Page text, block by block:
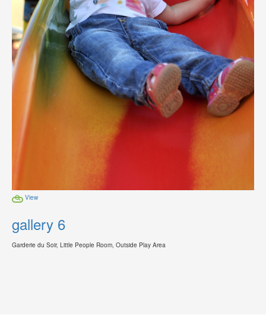
View
gallery 6
Garderie du Soir, Little People Room, Outside Play Area